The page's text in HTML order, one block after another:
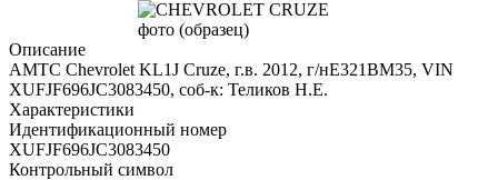
Описание
АМТС Chevrolet KL1J Cruze, г.в. 2012, г/нЕ321ВМ35, VIN
XUFJF696JC3083450, соб-к: Теликов Н.Е.
Характеристики
Идентификационный номер
XUFJF696JC3083450
Контрольный символ